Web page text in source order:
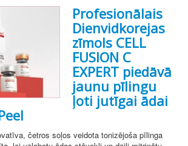
Profesionālais
Dienvidkorejas
zīmols CELL
FUSION C
EXPERT piedāvā
jaunu pīlingu
ļoti jutīgai ādai
četros soļos veidota tonizējoša pīlinga